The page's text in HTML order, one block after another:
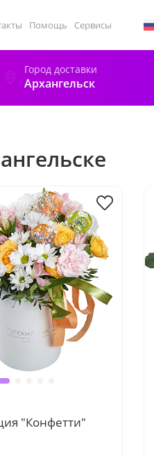
Помощь Сервисы
Город доставки
Архангельск
"Конфетти"